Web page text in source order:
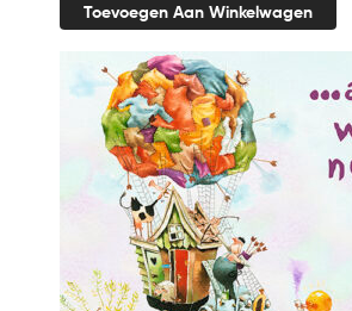
Toevoegen Aan Winkelwagen